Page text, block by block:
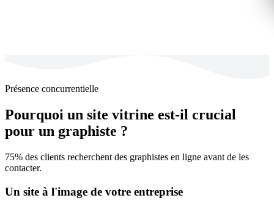
Présence concurrentielle
Pourquoi un site vitrine est-il crucial
pour un graphiste ?
75% des clients recherchent des graphistes en ligne avant de les
contacter.
Un site à l'image de votre entreprise